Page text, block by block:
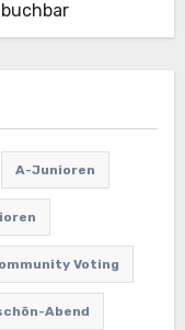
A-Junioren
Voting
Abend